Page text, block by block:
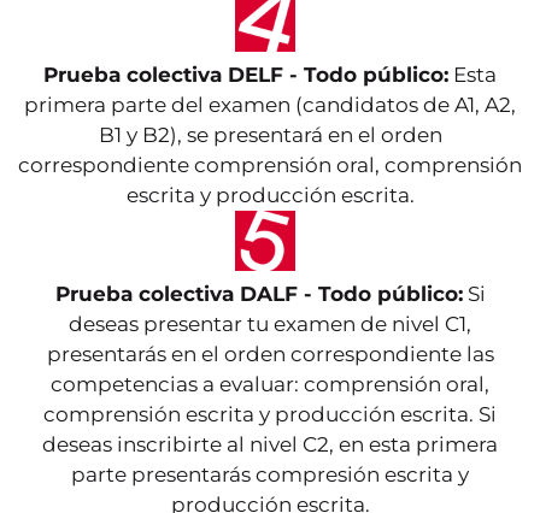
Prueba colectiva DELF - Todo público: Esta
primera parte del examen (candidatos de A1, A2,
B1 y B2), se presentará en el orden
correspondiente comprensión oral, comprensión
escrita y producción escrita.
Prueba colectiva DALF - Todo público:Si
deseas presentar tu examen de nivel C1,
presentarás en el orden correspondiente las
competencias a evaluar: comprensión oral,
comprensión escrita y producción escrita. Si
deseas inscribirte al nivel C2, en esta primera
parte presentarás compresión escrita y
producción escrita.